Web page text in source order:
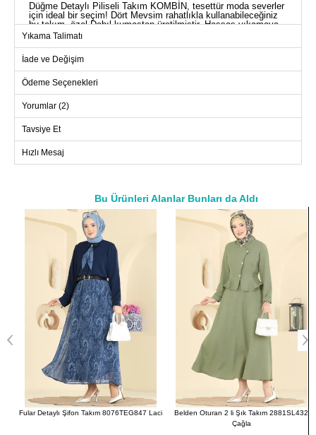
Düğme Detaylı Piliseli Takım KOMBİN, tesettür moda severler
için ideal bir seçim! Dört Mevsim rahatlıkla kullanabileceğiniz
bu takım, özel Dabıl kumaştan üretilmiştir. Hassas yıkamaya
uygun olan bu ürün, 30 derecede yıkanabilir ve sıktırma
ile pratik bir kullanım sağlar. Etek beli lastikli ve bel kısmında
bağcık detayı bulunmaktadır. Bağcık isteğe bağlı olarak
çıkarılabilir. Şıklığı ve rahatlığı bir arada sunan bu takım,
gardırobunuzun vazgeçilmezi olacak.
Beden
38
100 96
53
40
106 100
53
112 106
53
122
50
53
ETEK BEDEN ÖLÇÜLERİ
(CM)
Beden
38
40
93
42
93
44
93
46
93
Yıkama Talimatı
İade ve Değişim
Ödeme Seçenekleri
Yorumlar (2)
Tavsiye Et
Hızlı Mesaj
Bu Ürünleri Alanlar Bunları da Aldı
Fular Detaylı Şifon Takım 8076TEG847 Laci
Belden Oturan 2 li Şık Takım 2881SL432
Çağla